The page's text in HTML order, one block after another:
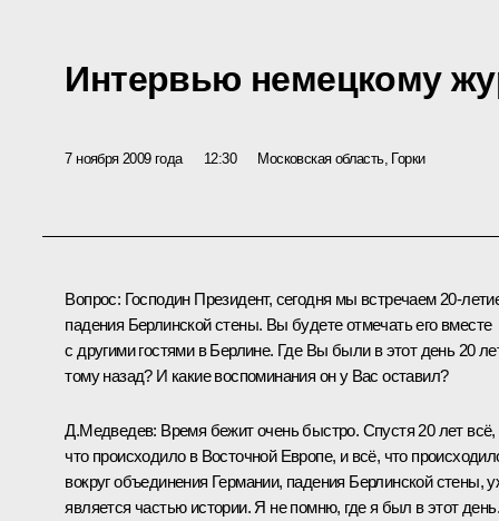
Интервью немецкому
7 ноября 2009 года 12:30 Московская область, Горки
Вопрос: Господин Президент, сегодня мы встречаем 20-
падения Берлинской стены. Вы будете отмечать его вместе
с другими гостями в Берлине. Где Вы были в этот день 20
тому назад? И какие воспоминания он у Вас оставил?
Д.Медведев: Время бежит очень быстро. Спустя 20 лет всё,
что происходило в Восточной Европе, и всё, что
вокруг объединения Германии, падения Берлинской стены,
является частью истории. Я не помню, где я был в этот день.